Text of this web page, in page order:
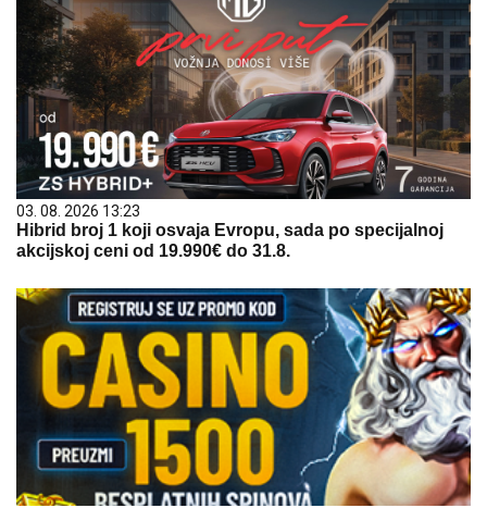
03. 08. 2026 13:23
Hibrid broj 1 koji osvaja Evropu, sada po specijalnoj
akcijskoj ceni od 19.990€ do 31.8.